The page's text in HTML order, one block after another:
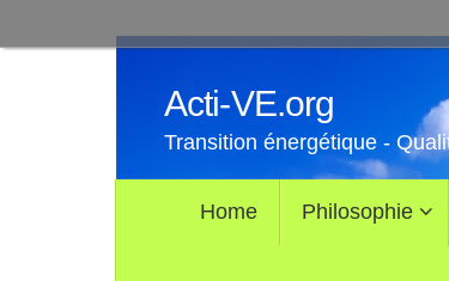
Passer
Acti-VE.org
Transition énergétique -
Home Philosophie